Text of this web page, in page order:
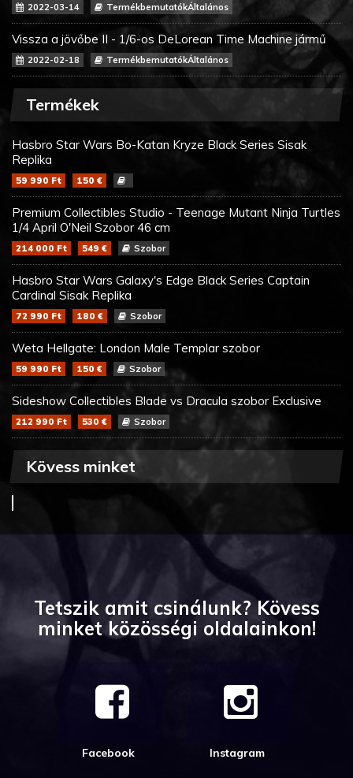
2022-03-14 TermékbemutatókÁltalános
Vissza a jövőbe II - 1/6-os DeLorean Time Machine jármű
2022-02-18 TermékbemutatókÁltalános
Termékek
Hasbro Star Wars Bo-Katan Kryze Black Series Sisak
Replika
59 990 Ft 150 €
Premium Collectibles Studio - Teenage Mutant Ninja Turtles
1/4 April O'Neil Szobor 46 cm
214 000 Ft 549 € Szobor
Hasbro Star Wars Galaxy's Edge Black Series Captain
Cardinal Sisak Replika
72 990 Ft 180 € Szobor
Weta Hellgate: London Male Templar szobor
59 990 Ft 150 € Szobor
Sideshow Collectibles Blade vs Dracula szobor Exclusive
212 990 Ft 530 € Szobor
Kövess minket
Tetszik amit csinálunk? Kövess
minket közösségi oldalainkon!
Facebook Instagram